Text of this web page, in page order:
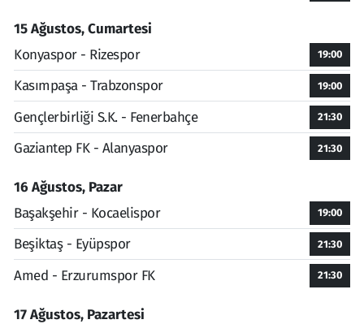
15 Ağustos, Cumartesi
Konyaspor - Rizespor
19:00
Kasımpaşa - Trabzonspor 19:00
Gençlerbirliği S.K. - Fenerbahçe 21:30
Gaziantep FK - Alanyaspor 21:30
16 Ağustos, Pazar
Başakşehir - Kocaelispor
19:00
Beşiktaş - Eyüpspor 21:30
Amed - Erzurumspor FK 21:30
17 Ağustos, Pazartesi